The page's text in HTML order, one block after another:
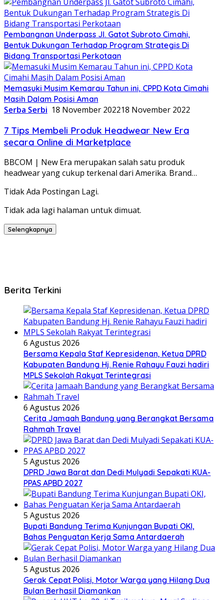
Pembangnan Underpass Jl. Gatot Subroto Cimahi,
Bentuk Dukungan Terhadap Program Strategis Di
Bidang Transportasi Perkotaan
Memasuki Musim Kemarau Tahun ini, CPPD Kota Cimahi
Masih Dalam Posisi Aman
Serba Serbi 18 November 202218 November 2022
7 Tips Membeli Produk Headwear New Era
secara Online di Marketplace
BBCOM | New Era merupakan salah satu produk
headwear yang cukup terkenal dari Amerika. Brand…
Tidak Ada Postingan Lagi.
Tidak ada lagi halaman untuk dimuat.
Selengkapnya
Berita Terkini
6 Agustus 2026
Bersama Kepala Staf Kepresidenan, Ketua DPRD
Kabupaten Bandung Hj. Renie Rahayu Fauzi hadiri
MPLS Sekolah Rakyat Terintegrasi
6 Agustus 2026
Cerita Jamaah Bandung yang Berangkat Bersama
Rahmah Travel
5 Agustus 2026
DPRD Jawa Barat dan Dedi Mulyadi Sepakati KUA-
PPAS APBD 2027
5 Agustus 2026
Bupati Bandung Terima Kunjungan Bupati OKI,
Bahas Penguatan Kerja Sama Antardaerah
5 Agustus 2026
Gerak Cepat Polisi, Motor Warga yang Hilang Dua
Bulan Berhasil Diamankan